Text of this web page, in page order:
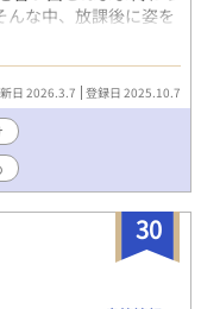
な中、放課後に姿を
怜思の背中を追いか
雄星の心に芽生えた
。愛を知らない雄星。
と執着の境界が溶けて
く痛い共依存BL。
日 2026.3.7 登録日 2025.10.7
30